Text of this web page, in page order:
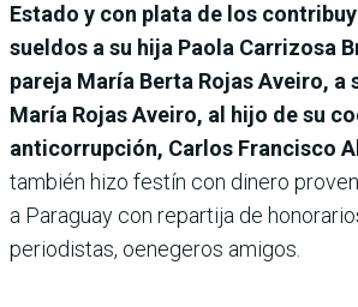
Estado y con plata de los
sueldos a su hija Paola Carrizosa
pareja María Berta Rojas Aveiro, a
María Rojas Aveiro, al hijo de su
anticorrupción, Carlos Francisco
también hizo festín con dinero
a Paraguay con repartija de
periodistas, oenegeros amigos.